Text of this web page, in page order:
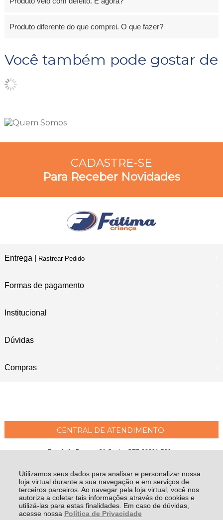
Utilizamos seus dados para analisar e personalizar nossa
loja virtual durante a sua navegação e em serviços de
terceiros parceiros. Ao navegar pela loja virtual, você nos
autoriza a coletar tais informações através do cookies e
utilizá-las para estas finalidades. Em caso de dúvidas,
acesse nossa Política de Privacidade
Produto diferente do que comprei. O que fazer?
Você também pode gostar de
CADASTRE-SE
Para Receber Novidades
Entrega | Rastrear Pedido
Formas de pagamento
Institucional
Dúvidas
Compras
CENTRAL DE ATENDIMENTO
Rua João Pessoa, 21 Centro CEP 88801-530 -
Maria Emília Moreira Wessler Philippi ME - CNPJ: 04.207.951/0001-97
Todos os direitos reservados-Fátima Criança-2026